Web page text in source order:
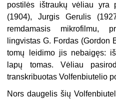
postilės ištraukų vėliau yra
(1904), Jurgis Gerulis
remdamasis mikrofilmu,
lingvistas G. Fordas (Gordon
tomų leidimo jis nebaigęs:
lapų tomas. Vėliau
transkribuotas Volfenbiutelio
Nors daugelis šių